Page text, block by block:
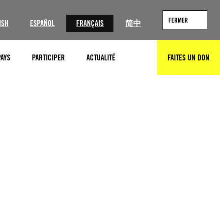
ESPAÑOL FRANÇAIS 简中 FERMER
PARTICIPER ACTUALITÉ RECHERCHERFAITES UN DON